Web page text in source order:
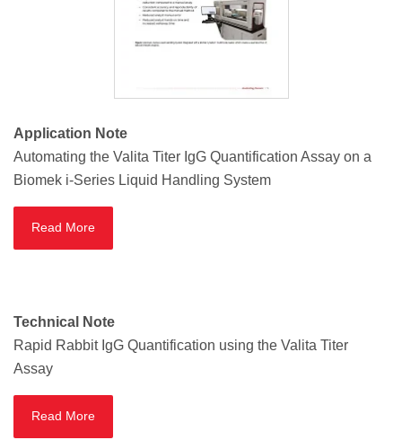
Application Note
Automating the Valita Titer IgG Quantification Assay on a
Biomek i-Series Liquid Handling System
Read More
Technical Note
Rapid Rabbit IgG Quantification using the Valita Titer
Assay
Read More